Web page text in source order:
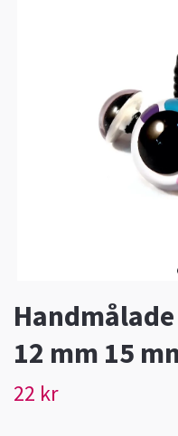
Handmålade
12 mm 15
22 kr